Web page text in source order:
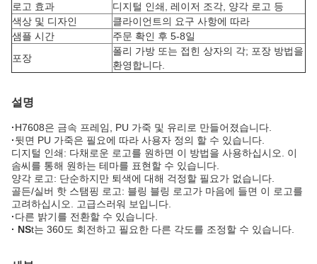
로고 효과
디지털 인쇄, 레이저 조각, 양각 로고 등
색상 및 디자인
클라이언트의 요구 사항에 따라
샘플 시간
주문 확인 후 5-8일
포장
폴리 가방 또는 접힌 상자의 각; 포장 방법을
환영합니다.
설명
·H7608은 금속 프레임, PU 가죽 및 유리로 만들어졌습니다.
·뒷면 PU 가죽은 필요에 따라 사용자 정의 할 수 있습니다.
디지털 인쇄: 다채로운 로고를 원하면 이 방법을 사용하십시오. 이
솜씨를 통해 원하는 테마를 표현할 수 있습니다.
양각 로고: 단순하지만 퇴색에 대해 걱정할 필요가 없습니다.
골든/실버 핫 스탬핑 로고: 블링 블링 로고가 마음에 들면 이 로고를
고려하십시오. 고급스러워 보입니다.
·다른 밝기를 전환할 수 있습니다.
· NSt는 360도 회전하고 필요한 다른 각도를 조정할 수 있습니다.